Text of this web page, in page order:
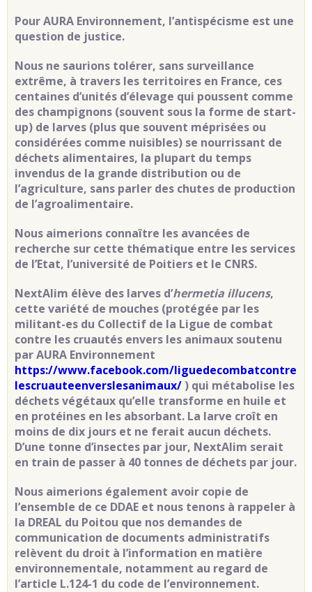
Pour AURA Environnement, l’antispécisme est une
question de justice.
Nous ne saurions tolérer, sans surveillance
extrême, à travers les territoires en France, ces
centaines d’unités d’élevage qui poussent comme
des champignons (souvent sous la forme de start-
up) de larves (plus que souvent méprisées ou
considérées comme nuisibles) se nourrissant de
déchets alimentaires, la plupart du temps
invendus de la grande distribution ou de
l’agriculture, sans parler des chutes de production
de l’agroalimentaire.
Nous aimerions connaître les avancées de
recherche sur cette thématique entre les services
de l’Etat, l’université de Poitiers et le CNRS.
NextAlim élève des larves d’hermetia illucens,
cette variété de mouches (protégée par les
militant-es du Collectif de la Ligue de combat
contre les cruautés envers les animaux soutenu
par AURA Environnement
https://www.facebook.com/liguedecombatcontre
lescruauteenverslesanimaux/ ) qui métabolise les
déchets végétaux qu’elle transforme en huile et
en protéines en les absorbant. La larve croît en
moins de dix jours et ne ferait aucun déchets.
D’une tonne d’insectes par jour, NextAlim serait
en train de passer à 40 tonnes de déchets par jour.
Nous aimerions également avoir copie de
l’ensemble de ce DDAE et nous tenons à rappeler à
la DREAL du Poitou que nos demandes de
communication de documents administratifs
relèvent du droit à l’information en matière
environnementale, notamment au regard de
l’article L.124-1 du code de l’environnement.